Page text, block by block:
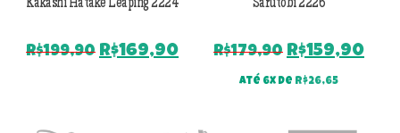
Kakashi Hatake Leaping 2224
R$199,90 O
R$169,90O
Sarutobi 2226
R$179,90 O
preço
original
R$159,90O
Até 6x de R$26,65